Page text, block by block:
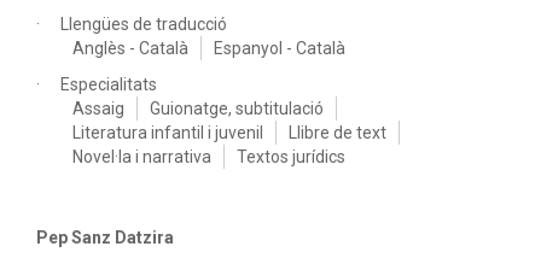
Llengües de traducció
Anglès - Català
Espanyol - Català
Especialitats
Assaig
Guionatge, subtitulació
Literatura infantil i juvenil
Llibre de text
Novel·la i narrativa
Textos jurídics
Pep Sanz Datzira